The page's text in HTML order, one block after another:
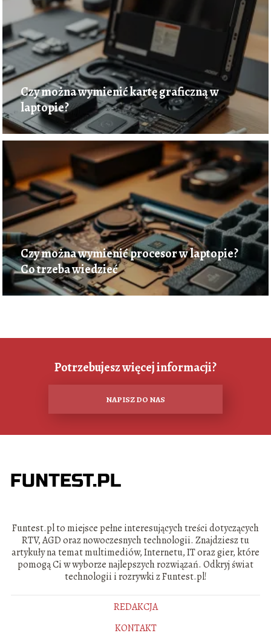
Czy można wymienić kartę graficzną w
laptopie?
Czy można wymienić procesor w laptopie?
Co trzeba wiedzieć
Potrzebujesz więcej informacji?
NAPISZ DO NAS
Funtest.pl to miejsce pełne interesujących treści dotyczących
RTV, AGD oraz nowoczesnych technologii. Znajdziesz tu
artykuły na temat multimediów, Internetu, IT oraz gier, które
pomogą Ci w wyborze najlepszych rozwiązań. Odkryj świat
technologii i rozrywki z Funtest.pl!
REDAKCJA
KONTAKT